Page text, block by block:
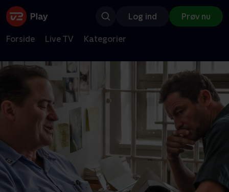
Log ind Prøv nu
Forside Live TV Kategorier